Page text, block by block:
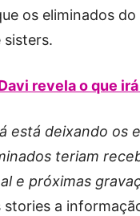
os eliminados
sisters.
revela o que
está deixando os
teriam
e próximas
stories a